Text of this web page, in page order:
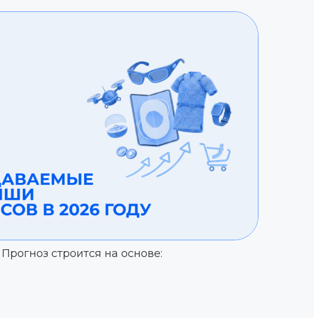
ГЕНЕРАТОР ШТРИХКОДОВ
строится на основе: